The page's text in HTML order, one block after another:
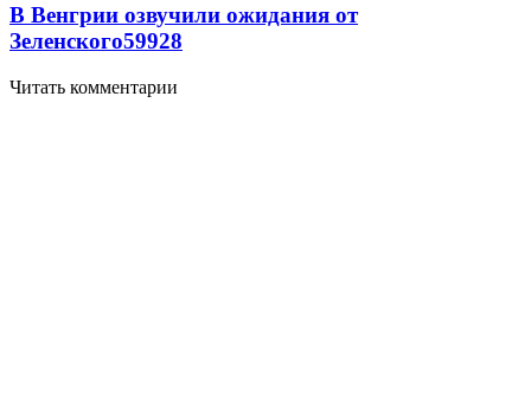
В Венгрии озвучили ожидания от
Зеленского59928
Читать комментарии